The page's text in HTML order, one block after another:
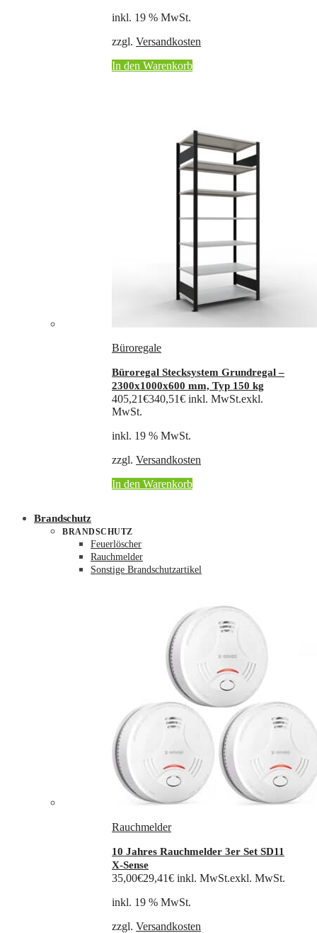
inkl. 19 % MwSt.
zzgl. Versandkosten
In den Warenkorb
Büroregale
Büroregal Stecksystem Grundregal –
2300x1000x600 mm, Typ 150 kg
405,21€340,51€ inkl. MwSt.exkl.
MwSt.
inkl. 19 % MwSt.
zzgl. Versandkosten
In den Warenkorb
Brandschutz
BRANDSCHUTZ
Feuerlöscher
Rauchmelder
Sonstige Brandschutzartikel
Rauchmelder
10 Jahres Rauchmelder 3er Set SD11
X-Sense
35,00€29,41€ inkl. MwSt.exkl. MwSt.
inkl. 19 % MwSt.
zzgl. Versandkosten